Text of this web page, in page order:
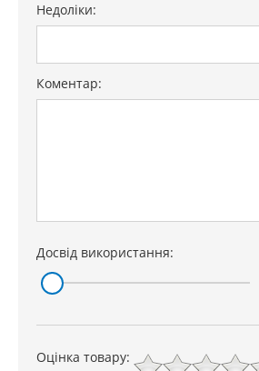
Недоліки:
Коментар:
Досвід використання:
Оцінка товару: